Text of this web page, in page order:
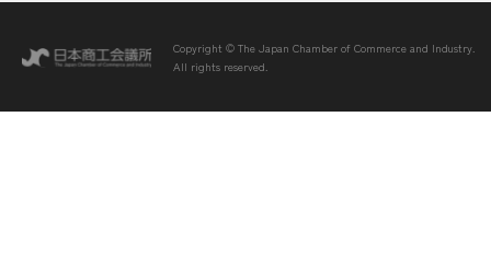
Copyright © The Japan Chamber of Commerce and Industry.
All rights reserved.